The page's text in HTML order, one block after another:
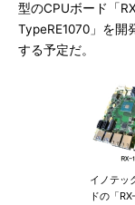
型のCPUボード「
TypeRE1070」を開
する予定だ。
イノテッ
ドの「